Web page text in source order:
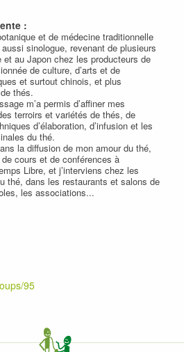
:
et de médecine traditionnelle
sinologue, revenant de plusieurs
et au Japon chez les producteurs de
de culture, d’arts et de
et surtout chinois, et plus
thés.
m’a permis d’affiner mes
terroirs et variétés de thés, de
d’élaboration, d’infusion et les
du thé.
la diffusion de mon amour du thé,
cours et de conférences à
Libre, et j’interviens chez les
thé, dans les restaurants et salons de
les associations...
95